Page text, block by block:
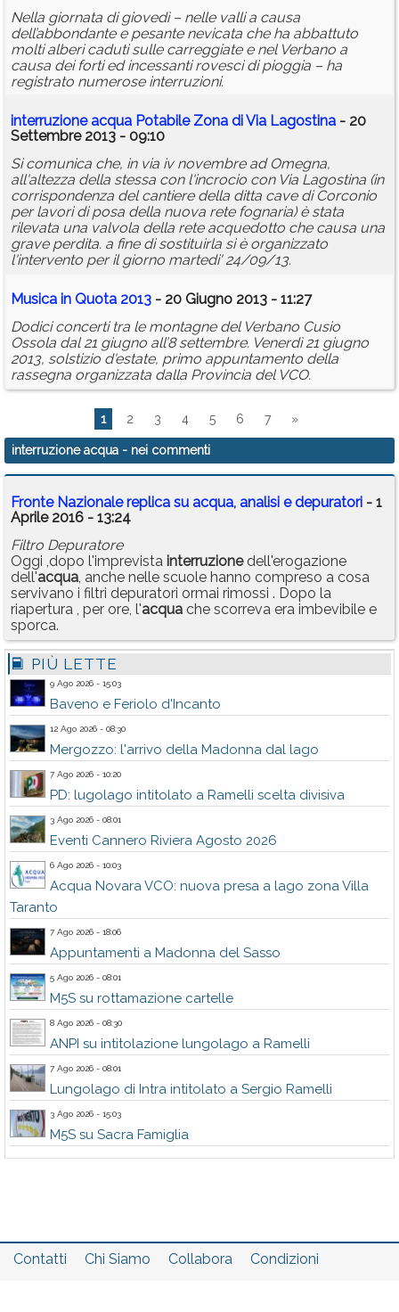
Nella giornata di giovedì – nelle valli a causa
dell’abbondante e pesante nevicata che ha abbattuto
molti alberi caduti sulle carreggiate e nel Verbano a
causa dei forti ed incessanti rovesci di pioggia – ha
registrato numerose interruzioni.
interruzione acqua Potabile Zona di Via Lagostina - 20
Settembre 2013 - 09:10
Si comunica che, in via iv novembre ad Omegna,
all'altezza della stessa con l'incrocio con Via Lagostina (in
corrispondenza del cantiere della ditta cave di Corconio
per lavori di posa della nuova rete fognaria) è stata
rilevata una valvola della rete acquedotto che causa una
grave perdita. a fine di sostituirla si è organizzato
l'intervento per il giorno martedi' 24/09/13.
Musica in Quota 2013 - 20 Giugno 2013 - 11:27
Dodici concerti tra le montagne del Verbano Cusio
Ossola dal 21 giugno all’8 settembre. Venerdì 21 giugno
2013, solstizio d'estate, primo appuntamento della
rassegna organizzata dalla Provincia del VCO.
1 2 3 4 5 6 7 »
interruzione acqua - nei commenti
Fronte Nazionale replica su acqua, analisi e depuratori - 1
Aprile 2016 - 13:24
Filtro Depuratore
Oggi ,dopo l'imprevista interruzionedell'erogazione
dell'acqua, anche nelle scuole hanno compreso a cosa
servivano i filtri depuratori ormai rimossi . Dopo la
riapertura , per ore, l'acqua che scorreva era imbevibile e
sporca.
PIÙ LETTE
9 Ago 2026 - 15:03
Baveno e Feriolo d'Incanto
12 Ago 2026 - 08:30
Mergozzo: l'arrivo della Madonna dal lago
7 Ago 2026 - 10:20
PD: lugolago intitolato a Ramelli scelta divisiva
3 Ago 2026 - 08:01
Eventi Cannero Riviera Agosto 2026
6 Ago 2026 - 10:03
Acqua Novara VCO: nuova presa a lago zona Villa
Taranto
7 Ago 2026 - 18:06
Appuntamenti a Madonna del Sasso
5 Ago 2026 - 08:01
M5S su rottamazione cartelle
8 Ago 2026 - 08:30
ANPI su intitolazione lungolago a Ramelli
7 Ago 2026 - 08:01
Lungolago di Intra intitolato a Sergio Ramelli
3 Ago 2026 - 15:03
M5S su Sacra Famiglia
Contatti Chi Siamo Collabora
Condizioni